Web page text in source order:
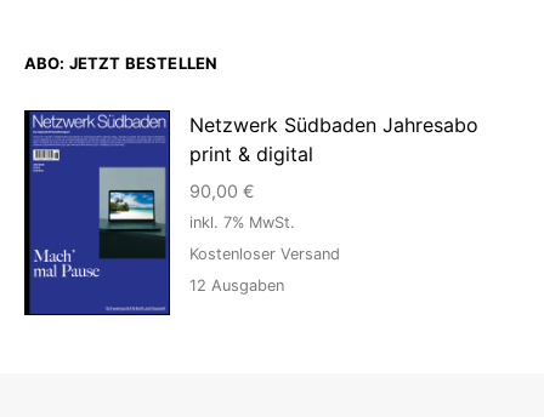
ABO: JETZT BESTELLEN
Netzwerk Südbaden Jahresabo
print & digital
90,00 €
inkl. 7% MwSt.
Kostenloser Versand
12 Ausgaben